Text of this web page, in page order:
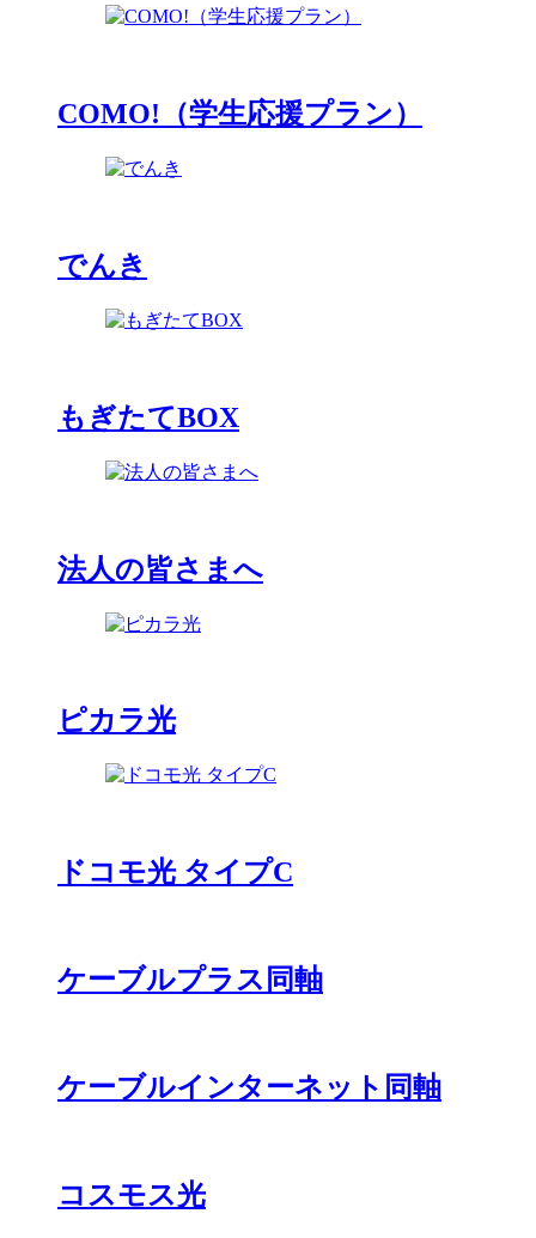
COMO!（学生応援プラン）
でんき
もぎたてBOX
法人の皆さまへ
ピカラ光
ドコモ光 タイプC
ケーブルプラス同軸
ケーブルインターネット同軸
コスモス光